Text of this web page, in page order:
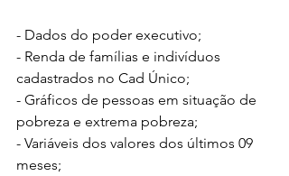
- Dados do poder executivo;
- Renda de famílias e indivíduos
cadastrados no Cad Único;
- Gráficos de pessoas em situação de
pobreza e extrema pobreza;
- Variáveis dos valores dos últimos 09
meses;